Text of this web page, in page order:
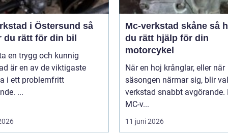
i Östersund så
du rätt för din bil
en trygg och kunnig
är en av de viktigaste
i ett problemfritt
...
Mc-verkstad skåne så hittar
du rätt hjälp för din
motorcykel
När en hoj krånglar, eller när
säsongen närmar sig, blir
verkstad snabbt avgörande.
MC-v...
11 juni 2026